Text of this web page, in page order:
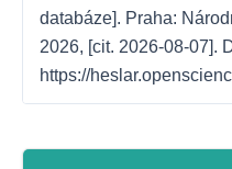
databáze]. Praha:
2026, [cit. 2026-08-07].
https://